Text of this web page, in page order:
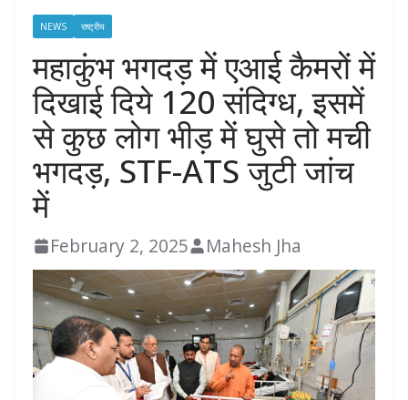
NEWS राष्ट्रीय
महाकुंभ भगदड़ में एआई कैमरों में
दिखाई दिये 120 संदिग्ध, इसमें
से कुछ लोग भीड़ में घुसे तो मची
भगदड़, STF-ATS जुटी जांच
में
February 2, 2025 Mahesh Jha